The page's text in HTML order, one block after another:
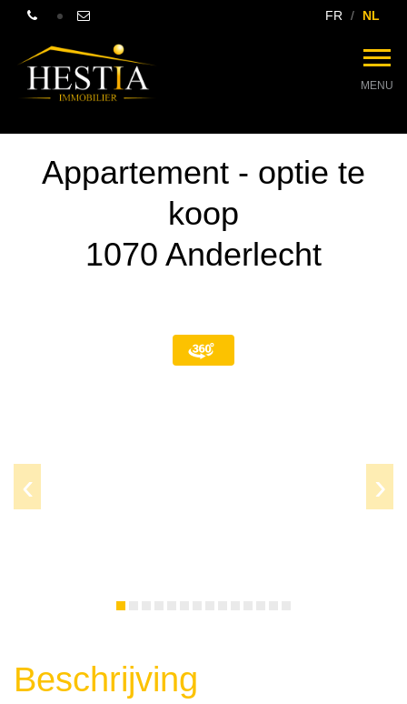
FR NL
MENU
Appartement - optie te
koop
1070 Anderlecht
Beschrijving